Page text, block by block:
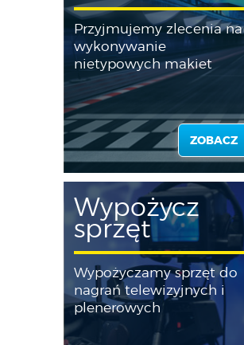
Przyjmujemy zlecenia na
wykonywanie
nietypowych makiet
ZOBACZ
Wypożycz
sprzęt
Wypożyczamy sprzęt do
nagrań telewizyjnych i
plenerowych